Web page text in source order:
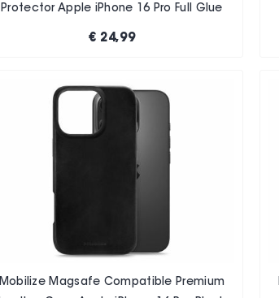
Protector Apple iPhone 16 Pro Full Glue
€ 24,99
Mobilize Magsafe Compatible Premium